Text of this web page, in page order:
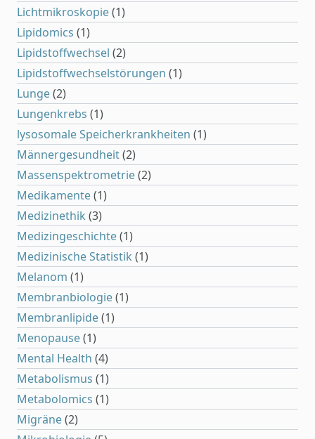
Lichtmikroskopie(1)
Lipidomics (1)
Lipidstoffwechsel (2)
Lipidstoffwechselstörungen (1)
Lunge(2)
Lungenkrebs (1)
lysosomale Speicherkrankheiten (1)
Männergesundheit(2)
Massenspektrometrie(2)
Medikamente(1)
Medizinethik (3)
Medizingeschichte(1)
Medizinische Statistik (1)
Melanom (1)
Membranbiologie(1)
Membranlipide(1)
Menopause(1)
Mental Health (4)
Metabolismus (1)
Metabolomics (1)
Migräne(2)